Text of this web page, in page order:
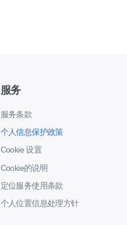
服务
服务条款
个人信息保护政策
Cookie 设置
Cookie的说明
定位服务使用条款
个人位置信息处理方针